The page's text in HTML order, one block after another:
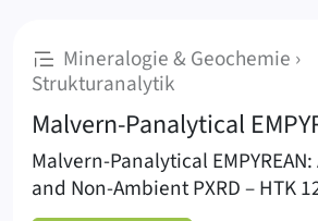
Mineralogie & Geochemie ›
Strukturanalytik
Malvern-Panalytical
Malvern-Panalytical
and Non-Ambient PXRD – HTK